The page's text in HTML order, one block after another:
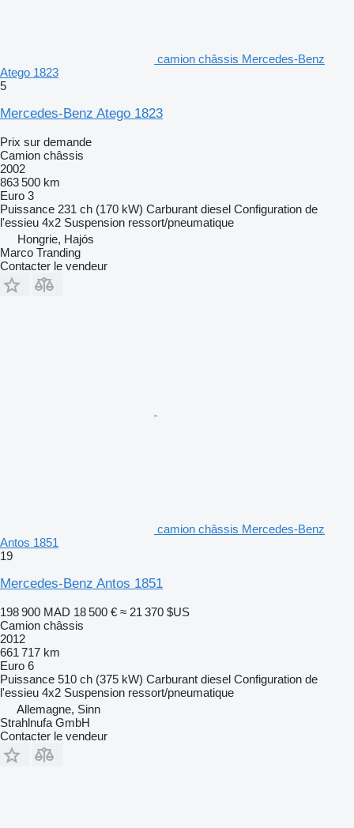
camion châssis Mercedes-Benz
Atego 1823
5
Mercedes-Benz Atego 1823
Prix sur demande
Camion châssis
2002
863 500 km
Euro 3
Puissance 231 ch (170 kW) Carburant diesel Configuration de
l'essieu 4x2 Suspension ressort/pneumatique
Hongrie, Hajós
Marco Tranding
Contacter le vendeur
camion châssis Mercedes-Benz
Antos 1851
19
Mercedes-Benz Antos 1851
198 900 MAD 18 500 € ≈ 21 370 $US
Camion châssis
2012
661 717 km
Euro 6
Puissance 510 ch (375 kW) Carburant diesel Configuration de
l'essieu 4x2 Suspension ressort/pneumatique
Allemagne, Sinn
Strahlnufa GmbH
Contacter le vendeur